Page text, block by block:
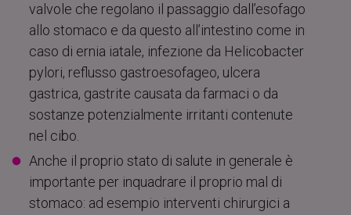
valvole che regolano il passaggio dall’esofago
allo stomaco e da questo all’intestino come in
caso di ernia iatale, infezione da Helicobacter
pylori, reflusso gastroesofageo, ulcera
gastrica, gastrite causata da farmaci o da
sostanze potenzialmente irritanti contenute
nel cibo.
Anche il proprio stato di salute in generale è
importante per inquadrare il proprio mal di
stomaco: ad esempio interventi chirurgici a